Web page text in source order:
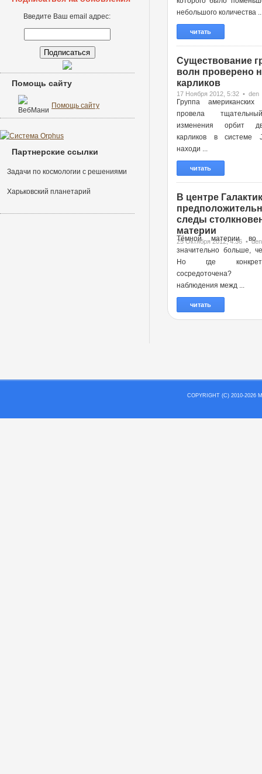
небольшого количества
читать
Существование
волн проверено
карликов
17 Ноября 2012, 5:32 • den
Группа американских
провела
изменения орбит
карликов в системе
находи ...
читать
В центре
следы
материи
25 Октября 2012, 4:36 • den
Тёмной материи во
значительно больше,
Но где
наблюдения межд ...
читать
Введите Ваш email адрес:
Помощь сайту
Помощь сайту
Партнерские ссылки
Задачи по космологии с решениями
Харьковский планетарий
COPYRIGHT (C) 2010-